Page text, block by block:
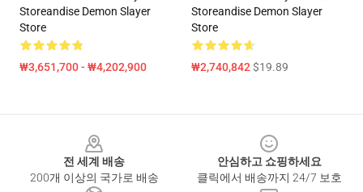
Storeandise Demon Slayer
Store
₩3,651,700 - ₩4,202,900
Storeandise Demon Slayer
Store
₩2,740,842$19.89
전 세계 배송
200개 이상의 국가로 배송
안심하고 쇼핑하세요
클릭에서 배송까지 24/7 보호